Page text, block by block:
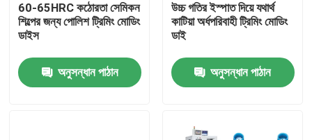
60-65HRC কঠোরতা সেমিকন
শিল্পের জন্য পোলিশ ট্রিমিং মোডিং
ডাইস
অনুসন্ধান পাঠান
উচ্চ গতির ইস্পাত দিয়ে যথার্থ
কাটিয়া অর্ধপরিবাহী ট্রিমিং মোডিং
ডাই
অনুসন্ধান পাঠান